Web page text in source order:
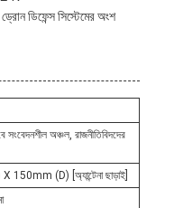
ডিফেন্স সিস্টেমের অংশ
সংবেদনশীল অঞ্চল, রাজনীতিবিদদের
(D) [অ্যান্টেনা ছাড়াই]